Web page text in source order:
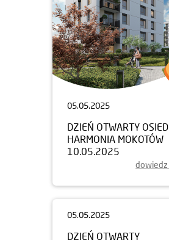
05.05.2025
DZIEŃ OTWARTY
HARMONIA MOKOTÓW
10.05.2025